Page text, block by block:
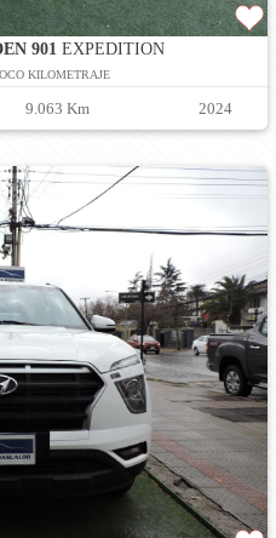
901 EXPEDITION
KILOMETRAJE
9.063 Km 2024